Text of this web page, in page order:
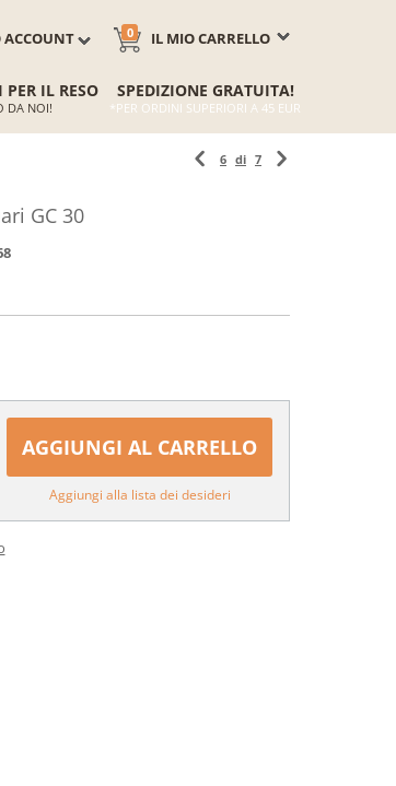
IL MIO CARRELLO
0
ACCOUNT
IL RESO
DA NOI!
SPEDIZIONE GRATUITA!
*PER ORDINI SUPERIORI A 45 EUR
6 di 7
GC 30
AGGIUNGI AL CARRELLO
Aggiungi alla lista dei desideri